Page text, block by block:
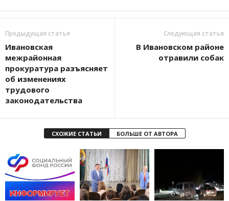
Предыдущая статья
Ивановская
межрайонная
прокуратура разъясняет
об изменениях
трудового
законодательства
Следующая статья
В Ивановском районе
отравили собак
СХОЖИЕ СТАТЬИ БОЛЬШЕ ОТ АВТОРА